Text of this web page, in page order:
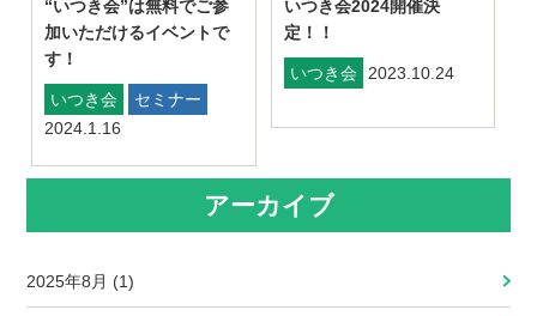
“いつき会”は無料でご参
加いただけるイベントで
す！
いつき会
セミナー
2024.1.16
いつき会2024開催決
定！！
いつき会 2023.10.24
アーカイブ
2025年8月 (1)